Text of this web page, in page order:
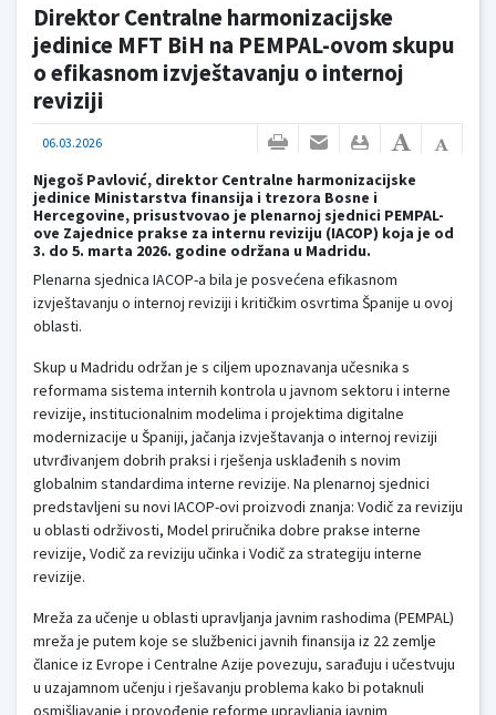
Direktor Centralne harmonizacijske
jedinice MFT BiH na PEMPAL-ovom skupu
o efikasnom izvještavanju o internoj
reviziji
06.03.2026
Njegoš Pavlović, direktor Centralne harmonizacijske
jedinice Ministarstva finansija i trezora Bosne i
Hercegovine, prisustvovao je plenarnoj sjednici PEMPAL-
ove Zajednice prakse za internu reviziju (IACOP) koja je od
3. do 5. marta 2026. godine održana u Madridu.
Plenarna sjednica IACOP-a bila je posvećena efikasnom
izvještavanju o internoj reviziji i kritičkim osvrtima Španije u ovoj
oblasti.
Skup u Madridu održan je s ciljem upoznavanja učesnika s
reformama sistema internih kontrola u javnom sektoru i interne
revizije, institucionalnim modelima i projektima digitalne
modernizacije u Španiji, jačanja izvještavanja o internoj reviziji
utvrđivanjem dobrih praksi i rješenja usklađenih s novim
globalnim standardima interne revizije. Na plenarnoj sjednici
predstavljeni su novi IACOP-ovi proizvodi znanja: Vodič za reviziju
u oblasti održivosti, Model priručnika dobre prakse interne
revizije, Vodič za reviziju učinka i Vodič za strategiju interne
revizije.
Mreža za učenje u oblasti upravljanja javnim rashodima (PEMPAL)
mreža je putem koje se službenici javnih finansija iz 22 zemlje
članice iz Evrope i Centralne Azije povezuju, sarađuju i učestvuju
u uzajamnom učenju i rješavanju problema kako bi potaknuli
osmišljavanje i provođenje reforme upravljanja javnim